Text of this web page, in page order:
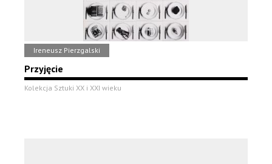
Ireneusz Pierzgalski
Przyjęcie
Kolekcja Sztuki XX i XXI wieku